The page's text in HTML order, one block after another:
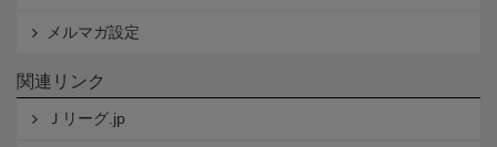
メルマガ設定
関連リンク
Ｊリーグ.jp